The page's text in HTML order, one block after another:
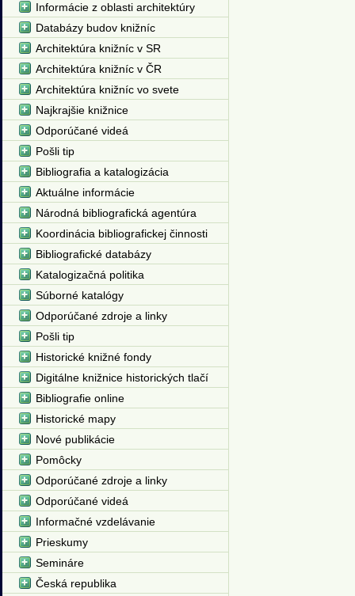
Informácie z oblasti architektúry
Databázy budov knižníc
Architektúra knižníc v SR
Architektúra knižníc v ČR
Architektúra knižníc vo svete
Najkrajšie knižnice
Odporúčané videá
Pošli tip
Bibliografia a katalogizácia
Aktuálne informácie
Národná bibliografická agentúra
Koordinácia bibliografickej činnosti
Bibliografické databázy
Katalogizačná politika
Súborné katalógy
Odporúčané zdroje a linky
Pošli tip
Historické knižné fondy
Digitálne knižnice historických tlačí
Bibliografie online
Historické mapy
Nové publikácie
Pomôcky
Odporúčané zdroje a linky
Odporúčané videá
Informačné vzdelávanie
Prieskumy
Semináre
Česká republika